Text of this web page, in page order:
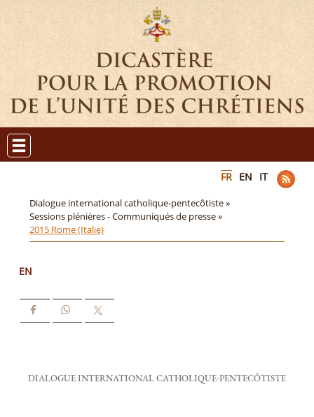
FR EN IT
Dialogue international catholique-pentecôtiste »
Sessions plénières - Communiqués de presse »
2015 Rome (Italie)
EN
DIALOGUE INTERNATIONAL CATHOLIQUE-PENTECÔTISTE